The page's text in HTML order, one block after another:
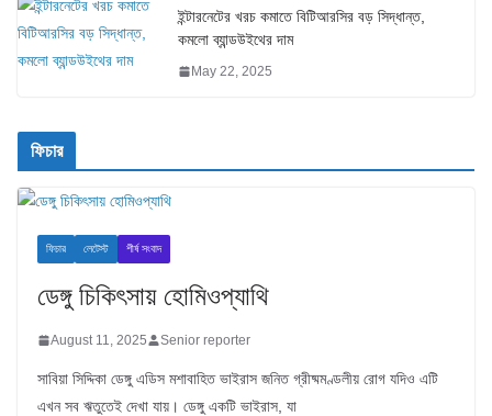
ইন্টারনেটের খরচ কমাতে বিটিআরসির বড় সিদ্ধান্ত,
কমলো ব্যান্ডউইথের দাম
May 22, 2025
ফিচার
ফিচার লেটেস্ট শীর্ষ সংবাদ
ডেঙ্গু চিকিৎসায় হোমিওপ্যাথি
August 11, 2025 Senior reporter
সাবিয়া সিদ্দিকা ডেঙ্গু এডিস মশাবাহিত ভাইরাস জনিত গ্রীষ্মমণ্ডলীয় রোগ যদিও এটি
এখন সব ঋতুতেই দেখা যায়। ডেঙ্গু একটি ভাইরাস, যা